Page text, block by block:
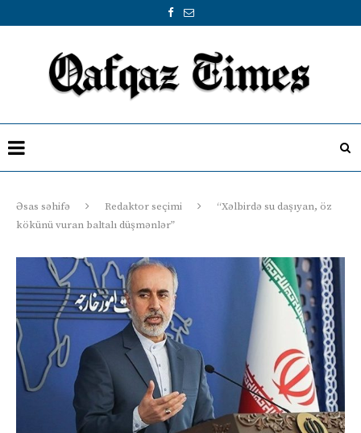
Əsas səhifə Redaktor seçimi
“Xəlbirdə su daşıyan, öz
kökünü vuran baltalı düşmənlər”